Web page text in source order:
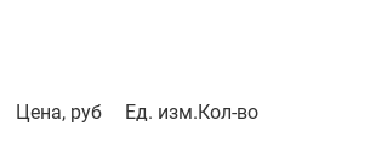
Цена, руб Ед. изм. Кол-во